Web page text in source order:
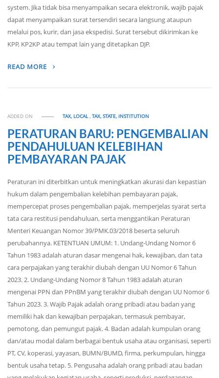
system. Jika tidak bisa menyampaikan secara elektronik, wajib pajak
dapat menyampaikan surat tersendiri secara langsung ataupun
melalui pos, kurir, dan jasa ekspedisi. Surat tersebut dikirimkan ke
KPP, KP2KP atau tempat lain yang ditetapkan DJP.
READ MORE
ADDED ON TAX, LOCAL,TAX, STATE, INSTITUTION
PERATURAN BARU: PENGEMBALIAN
PENDAHULUAN KELEBIHAN
PEMBAYARAN PAJAK
Peraturan ini diterbitkan untuk meningkatkan akurasi dan kepastian
hukum dalam pengembalian kelebihan pembayaran pajak,
mempercepat proses pengembalian pajak, memperjelas syarat serta
tata cara restitusi pendahuluan, serta menggantikan Peraturan
Menteri Keuangan Nomor 39/PMK.03/2018 beserta seluruh
perubahannya. KETENTUAN UMUM: 1. Undang-Undang Nomor 6
Tahun 1983 adalah aturan dasar mengenai hak, kewajiban, dan tata
cara perpajakan yang terakhir diubah dengan UU Nomor 6 Tahun
2023. 2. Undang-Undang Nomor 8 Tahun 1983 adalah aturan
mengenai PPN dan PPnBM yang terakhir diubah dengan UU Nomor 6
Tahun 2023. 3. Wajib Pajak adalah orang pribadi atau badan yang
memiliki hak dan kewajiban perpajakan, termasuk pembayar,
pemotong, dan pemungut pajak. 4. Badan adalah kumpulan orang
dan/atau modal dalam berbagai bentuk usaha atau organisasi, seperti
PT, CV, koperasi, yayasan, BUMN/BUMD, firma, perkumpulan, hingga
bentuk usaha tetap. 5. Pengusaha adalah orang pribadi atau badan